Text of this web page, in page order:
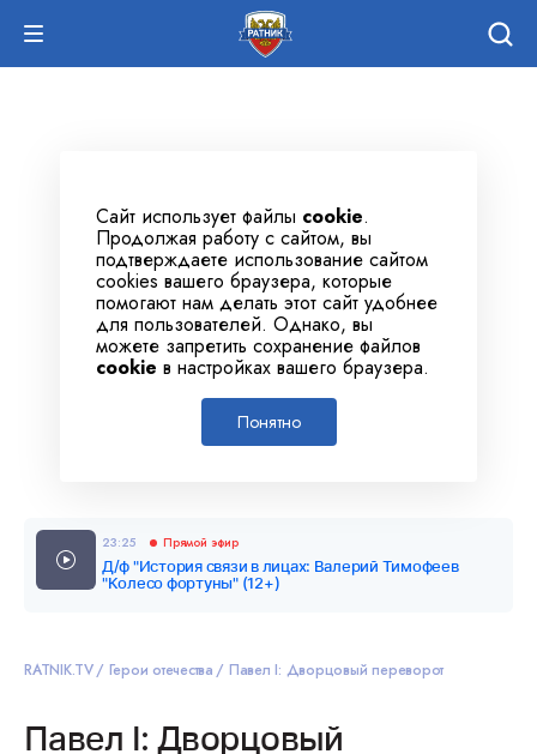
Сайт использует файлы cookie.
Продолжая работу с сайтом, вы
подтверждаете использование сайтом
cookies вашего браузера, которые
помогают нам делать этот сайт удобнее
для пользователей. Однако, вы
можете запретить сохранение файлов
cookie в настройках вашего браузера.
Понятно
23:25 Прямой эфир
Д/ф "История связи в лицах: Валерий Тимофеев
"Колесо фортуны" (12+)
RATNIK.TV Герои отечества Павел I: Дворцовый переворот
Павел I: Дворцовый